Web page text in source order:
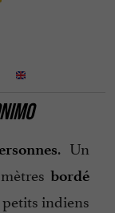
. Un
bordé
indiens